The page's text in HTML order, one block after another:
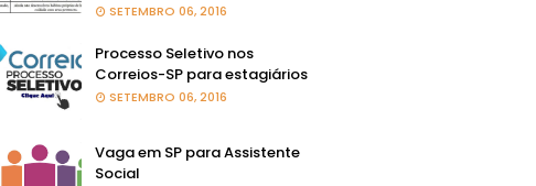
SETEMBRO 06, 2016
Processo Seletivo nos
Correios-SP para estagiários
SETEMBRO 06, 2016
Vaga em SP para Assistente
Social